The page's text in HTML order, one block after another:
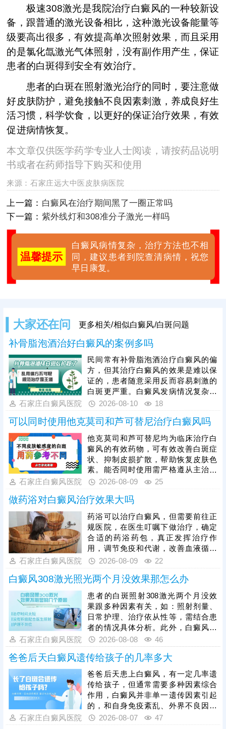
极速308激光是我院治疗白癜风的一种较新设
备，跟普通的激光设备相比，这种激光设备能量等
级要高出很多，有效提高单次照射效果，而且采用
的是氯化氙激光气体照射，没有副作用产生，保证
患者的白斑得到安全有效治疗。
患者的白斑在照射激光治疗的同时，要注意做
好皮肤防护，避免接触不良因素刺激，养成良好生
活习惯，科学饮食，以更好的保证治疗效果，有效
促进病情恢复。
本文章仅供医学药学专业人士阅读，请按药品说明
书或者在药师指导下购买和使用
来源：石家庄远大中医皮肤病医院
上一篇： 白癜风在治疗期间黑了一圈正常吗
下一篇： 紫外线灯和308准分子激光一样吗
温馨提示
白癜风病情复杂，治疗方法也不相
同，建议患者到院查清病情，祝您
早日康复。
大家还在问 更多相关/相似白癜风/白斑问题
补骨脂泡酒治好白癜风的案例多吗
民间常有补骨脂泡酒治疗白癜风的偏
方，但其治疗白癜风的效果是难以保
证的，患者随意采用反而容易刺激的
白斑更严重。白癜风发病情况复杂，
想要高效祛白、稳定复色，需摒弃偏
白癜风诊疗多年，引进多项较新诊疗
技术，临床成功复色案例丰富，祛白
效果安全有保障。患者需树立耐心，
遵从医嘱规范治疗，同时做好日常皮
肤护理、作息饮食调理，有效规避复
发风险，实现白斑稳步复色。
石家庄白癜风医院 2026-08-10 18
可以同时使用他克莫司和芦可替尼治疗白癜风吗
他克莫司和芦可替尼均为临床治疗白
癜风的有效药物，可有效改善白斑症
状、抑制皮损扩散，帮助恢复皮肤色
素。能否同时使用需严格遵从主治医
生指导，患者切不可自行搭配、增减
风险。临床治疗白癜风提倡综合性医
治，单一用药疗效有限，患者可在医
生方案下，结合308准分子激光、黑
色素种植手术等综合治疗，全方位提
升治疗效果、缩短疗程。
石家庄白癜风医院 2026-08-09 25
做药浴对白癜风治疗效果大吗
药浴可以治疗白癜风，但需要前往正
规医院，在医生叮嘱下做治疗，确定
合适的药浴药包，真正发挥治疗作
用，调节免疫和代谢，改善血液循环
条件，为黑色素细胞修复、再生创造
如308准分子激光、311紫外线光，促
进表皮黑色素再生，令病情更快好
转。期间还需从自身做起，避免不良
因素刺激，将治疗与护理结合起来，
相辅相成，加快白斑着色。
石家庄白癜风医院 2026-08-09 22
白癜风308激光照光两个月没效果那怎么办
患者的白斑照射308激光两个月没效
果跟多种因素有关，如：照射剂量、
日常护理、治疗依从性等，需结合患
者的情况具体分析。此外，白癜风属
于慢性顽固性皮肤病，短期治疗难以
根治，部分患者间断照光、擅自停
治，也会导致治疗失效，患者可及时
复诊，在医生指导下调整激光剂量，
同时联合中医定向治疗、药物渗透等
辅助方式，深层修复皮损、提升治疗
效率。治疗期间需严格坚持规律疗
程，做好皮肤防护、规避诱发因素，
循序渐进促进白斑复色。
石家庄白癜风医院 2026-08-08 46
爸爸后天白癜风遗传给孩子的几率多大
爸爸后天患上白癜风，有一定几率遗
传给孩子，但通常需要多种因素综合
作用，白癜风并非单一遗传因素引起
的，和自身免疫紊乱、外界不良因素
刺激有关。重视孩子日常护理保健，
石家庄白癜风医院 2026-08-07 47